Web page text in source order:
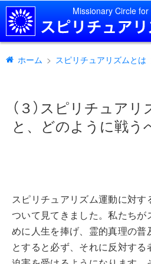
Missionary Circle
ホーム スピリチュアリズムとは
（３）スピリチュア
と、どのように戦う
スピリチュアリズム運動に対
ついて見てきました。私たちが
めに人生を捧げ、霊的真理の普
とすると必ず、それに反対する